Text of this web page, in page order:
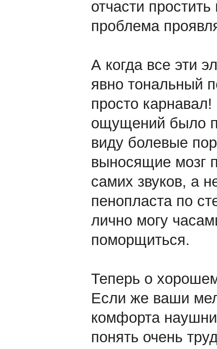
отчасти
проблема
А когда все эти
явно тональный
просто
ощущений было
виду болевые
выносящие мозг
самих звуков, а
пенопласта по
лично могу
поморщиться.
Теперь о
Если же ваши
комфорта
понять очень